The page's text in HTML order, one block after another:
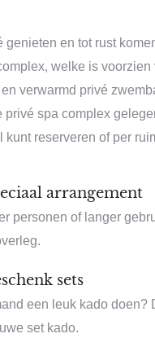
genieten en tot rust
welke is voorzien
verwarmd privé
privé spa complex
kunt reserveren of per
arrangement
personen of langer
sets
een leuk kado doen?
set kado.